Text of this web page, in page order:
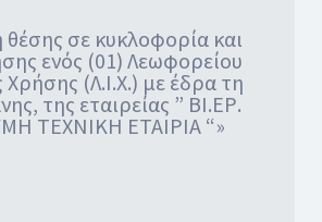
θέσης σε κυκλοφορία και
ενός (01) Λεωφορείου
Χρήσης (Λ.Ι.Χ.) με έδρα τη
της εταιρείας ” ΒΙ.ΕΡ.
ΤΕΧΝΙΚΗ ΕΤΑΙΡΙΑ “»